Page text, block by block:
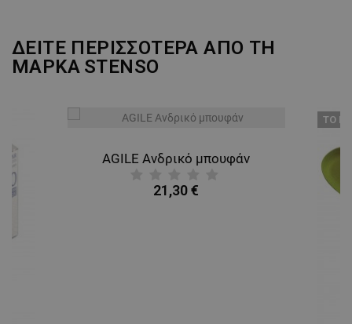
ΔΕΙΤΕ ΠΕΡΙΣΣΟΤΕΡΑ ΑΠΟ ΤΗ
ΜΑΡΚΑ STENSO
AGILE Ανδρικό μπουφάν
21,30 €
ТΟ